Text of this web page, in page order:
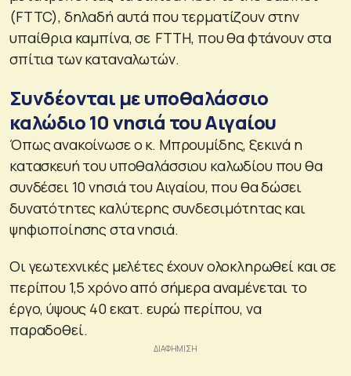
(FTTC), δηλαδή αυτά που τερματίζουν στην
υπαίθρια καμπίνα, σε FTTH, που θα φτάνουν στα
σπίτια των καταναλωτών.
Συνδέονται με υποθαλάσσιο
καλώδιο 10 νησιά του Αιγαίου
Όπως ανακοίνωσε ο κ. Μπρουμίδης, ξεκινά η
κατασκευή του υποθαλάσσιου καλωδίου που θα
συνδέσει 10 νησιά του Αιγαίου, που θα δώσει
δυνατότητες καλύτερης συνδεσιμότητας και
ψηφιοποίησης στα νησιά.
Οι γεωτεχνικές μελέτες έχουν ολοκληρωθεί και σε
περίπου 1,5 χρόνο από σήμερα αναμένεται το
έργο, ύψους 40 εκατ. ευρώ περίπου, να
παραδοθεί.